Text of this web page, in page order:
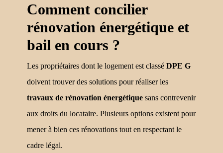
Comment concilier
rénovation énergétique et
bail en cours ?
Les propriétaires dont le logement est classé DPE G
doivent trouver des solutions pour réaliser les
travaux de rénovation énergétique sans contrevenir
aux droits du locataire. Plusieurs options existent pour
mener à bien ces rénovations tout en respectant le
cadre légal.